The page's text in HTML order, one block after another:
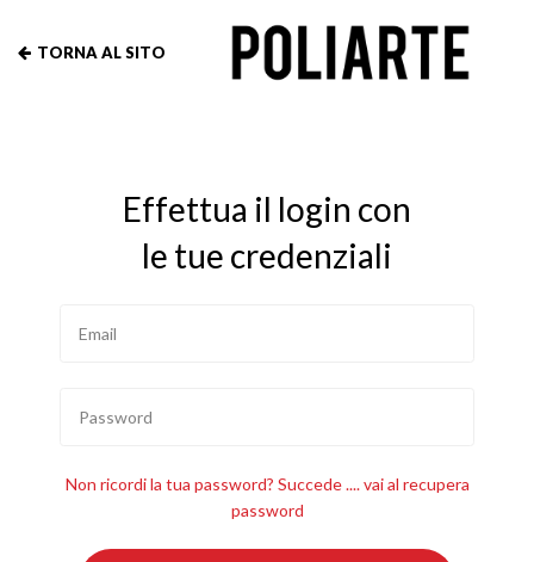
TORNA AL SITO
Effettua il login con
le tue credenziali
Non ricordi la tua password? Succede .... vai al recupera
password